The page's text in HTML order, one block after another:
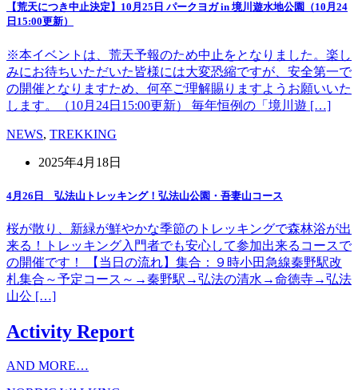
【荒天につき中止決定】10月25日 パークヨガ in 境川遊水地公園（10月24
日15:00更新）
※本イベントは、荒天予報のため中止をとなりました。楽し
みにお待ちいただいた皆様には大変恐縮ですが、安全第一で
の開催となりますため、何卒ご理解賜りますようお願いいた
します。（10月24日15:00更新） 毎年恒例の「境川遊 […]
NEWS, TREKKING
2025年4月18日
4月26日 弘法山トレッキング！弘法山公園・吾妻山コース
桜が散り、新緑が鮮やかな季節のトレッキングで森林浴が出
来る！トレッキング入門者でも安心して参加出来るコースで
の開催です！ 【当日の流れ】集合：９時小田急線秦野駅改
札集合～予定コース～→秦野駅→弘法の清水→命徳寺→弘法
山公 […]
Activity Report
AND MORE…